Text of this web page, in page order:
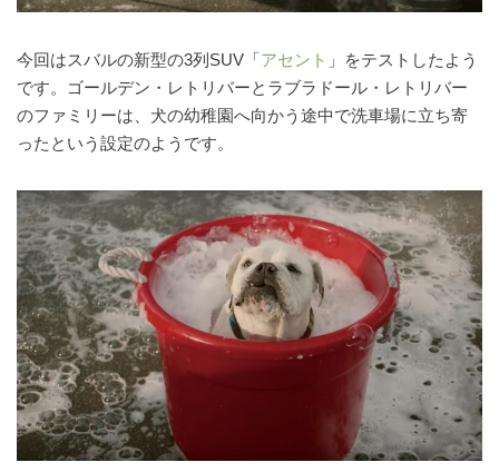
今回はスバルの新型の3列SUV「アセント 」をテストしたよう
です。ゴールデン・レトリバーとラブラドール・レトリバー
のファミリーは、犬の幼稚園へ向かう途中で洗車場に立ち寄
ったという設定のようです。